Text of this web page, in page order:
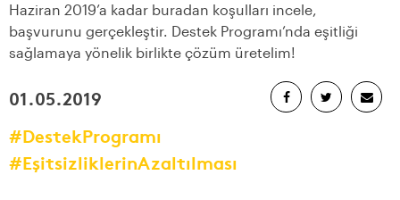
Haziran 2019’a kadar buradan koşulları incele,
başvurunu gerçekleştir. Destek Programı’nda eşitliği
sağlamaya yönelik birlikte çözüm üretelim!
01.05.2019
#DestekProgramı
#EşitsizliklerinAzaltılması